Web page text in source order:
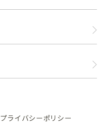
プライバシーポリシー